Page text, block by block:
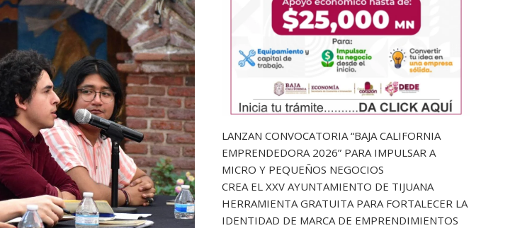
LANZAN CONVOCATORIA “BAJA CALIFORNIA
EMPRENDEDORA 2026” PARA IMPULSAR A
MICRO Y PEQUEÑOS NEGOCIOS
CREA EL XXV AYUNTAMIENTO DE TIJUANA
HERRAMIENTA GRATUITA PARA FORTALECER LA
IDENTIDAD DE MARCA DE EMPRENDIMIENTOS